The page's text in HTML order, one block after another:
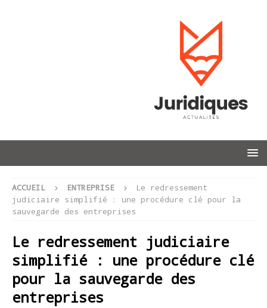
ACCUEIL ENTREPRISE
Le redressement
judiciaire simplifié : une procédure clé pour la
sauvegarde des entreprises
Le redressement judiciaire
simplifié : une procédure clé
pour la sauvegarde des
entreprises